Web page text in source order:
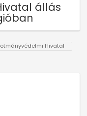
állás
Hivatal